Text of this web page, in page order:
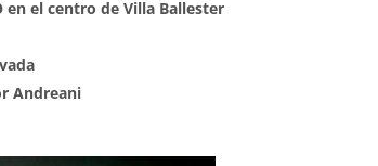
en el centro de Villa Ballester
Andreani